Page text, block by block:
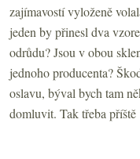
zajímavostí vyloženě
jeden by přinesl dva
odrůdu? Jsou v obou
jednoho producenta?
oslavu, býval bych tam
domluvit. Tak třeba příště